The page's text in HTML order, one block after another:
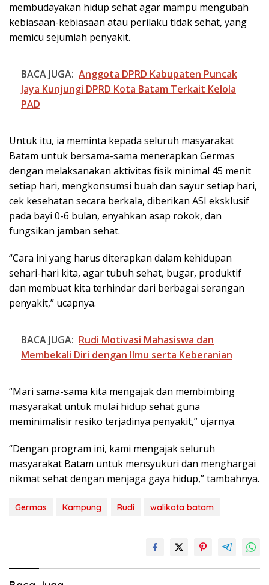
membudayakan hidup sehat agar mampu mengubah
kebiasaan-kebiasaan atau perilaku tidak sehat, yang
memicu sejumlah penyakit.
BACA JUGA: Anggota DPRD Kabupaten Puncak
Jaya Kunjungi DPRD Kota Batam Terkait Kelola
PAD
Untuk itu, ia meminta kepada seluruh masyarakat
Batam untuk bersama-sama menerapkan Germas
dengan melaksanakan aktivitas fisik minimal 45 menit
setiap hari, mengkonsumsi buah dan sayur setiap hari,
cek kesehatan secara berkala, diberikan ASI eksklusif
pada bayi 0-6 bulan, enyahkan asap rokok, dan
fungsikan jamban sehat.
“Cara ini yang harus diterapkan dalam kehidupan
sehari-hari kita, agar tubuh sehat, bugar, produktif
dan membuat kita terhindar dari berbagai serangan
penyakit,” ucapnya.
BACA JUGA: Rudi Motivasi Mahasiswa dan
Membekali Diri dengan Ilmu serta Keberanian
“Mari sama-sama kita mengajak dan membimbing
masyarakat untuk mulai hidup sehat guna
meminimalisir resiko terjadinya penyakit,” ujarnya.
“Dengan program ini, kami mengajak seluruh
masyarakat Batam untuk mensyukuri dan menghargai
nikmat sehat dengan menjaga gaya hidup,” tambahnya.
Germas Kampung Rudi walikota batam